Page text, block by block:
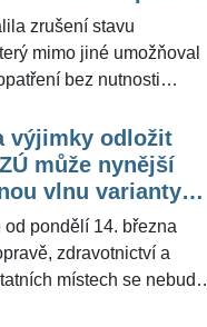
Ministerstvo
situaci nejsou
Redakce
by si ho situace mohla
zda platí, že děti jsou
covid-19.
Prymula
zrušení stavu
mimo jiné umožňoval
bez nutnosti
končí povinnost
a sociálních
bylo přijato
159 přítomných
se ohledně
epidemiologa
výjimky odložit
může nynější
vlnu varianty
Prymula
pondělí 14. března
zdravotnictví a
místech se nebude